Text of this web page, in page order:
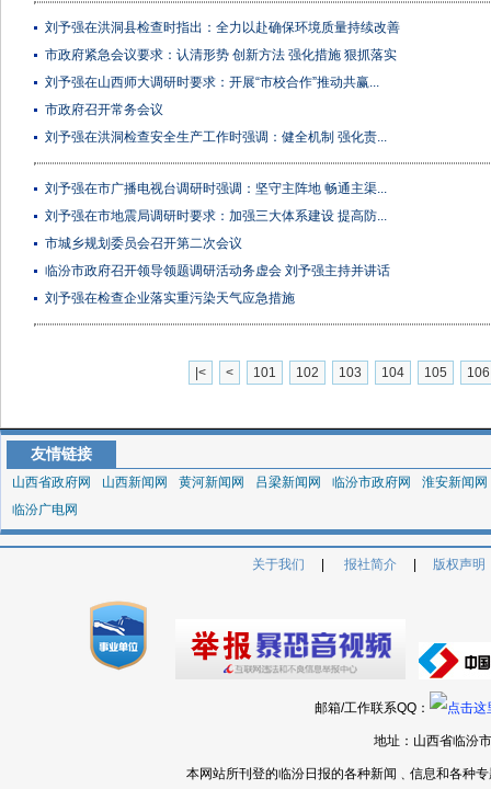
刘予强在洪洞县检查时指出：全力以赴确保环境质量持续改善
市政府紧急会议要求：认清形势 创新方法 强化措施 狠抓落实
刘予强在山西师大调研时要求：开展“市校合作”推动共赢...
市政府召开常务会议
刘予强在洪洞检查安全生产工作时强调：健全机制 强化责...
刘予强在市广播电视台调研时强调：坚守主阵地 畅通主渠...
刘予强在市地震局调研时要求：加强三大体系建设 提高防...
市城乡规划委员会召开第二次会议
临汾市政府召开领导领题调研活动务虚会 刘予强主持并讲话
刘予强在检查企业落实重污染天气应急措施
|< < 101 102 103 104 105 106
友情链接
山西省政府网 山西新闻网 黄河新闻网 吕梁新闻网 临汾市政府网
淮安新闻网
临汾广电网
关于我们 报社简介 版权声明
邮箱/工作联系QQ：
地址：山西省临汾
本网站所刊登的临汾日报的各种新闻﹑信息和各种